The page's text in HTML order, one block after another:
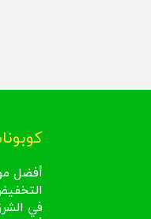
أفضل
في